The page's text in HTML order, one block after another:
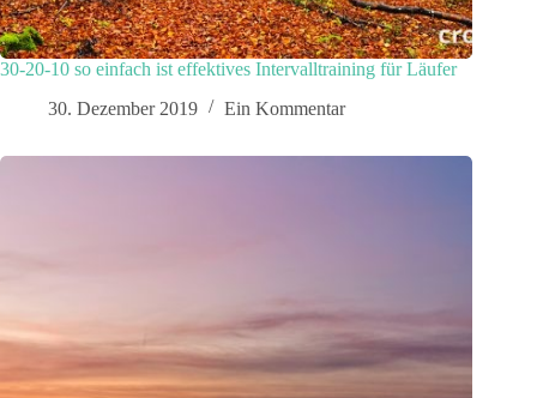
30-20-10 so einfach ist effektives Intervalltraining für Läufer
30. Dezember 2019
Ein Kommentar